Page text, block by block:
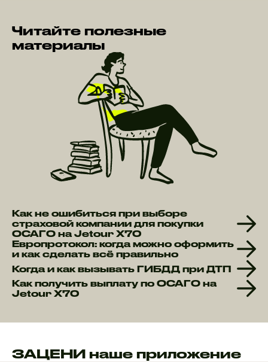
Читайте полезные
материалы
Как не ошибиться при выборе
страховой компании для покупки
ОСАГО на Jetour X70
Европротокол: когда можно оформить
и как сделать всё правильно
Когда и как вызывать ГИБДД при ДТП
Как получить выплату по ОСАГО на
Jetour X70
ЗАЦЕНИ наше приложение